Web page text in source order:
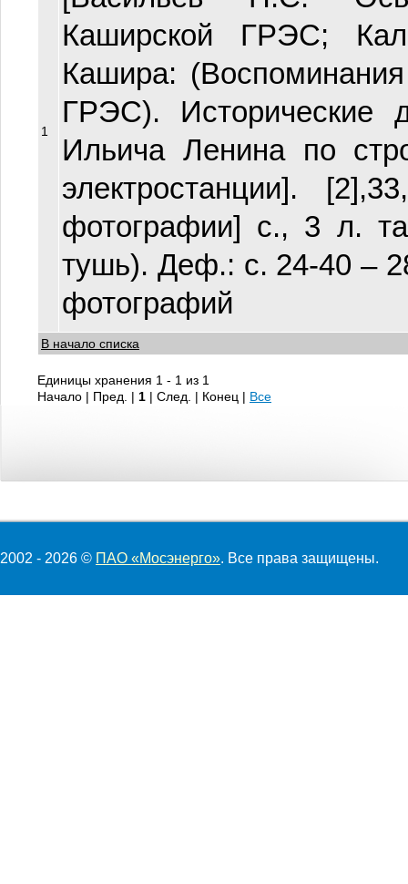
1
Каширской ГРЭС;
Кашира:
ГРЭС). Исторические
Ильича Ленина по
электростанции].
фотографии] с., 3 л.
тушь). Деф.: с. 24-40 –
фотографий
В начало списка
Единицы хранения 1 - 1 из 1
Начало | Пред. | 1 | След. | Конец | Все
2002 - 2026 © ПАО «Мосэнерго». Все права защищены.